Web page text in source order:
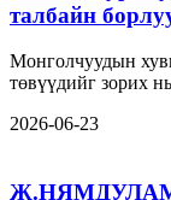
талбайн
Монголчуудын
төвүүдийг зорих
2026-06-23